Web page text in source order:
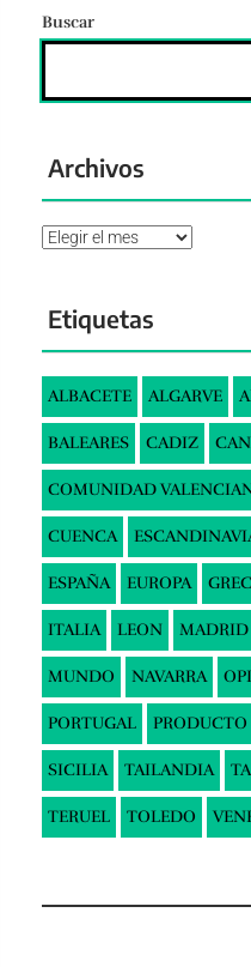
Buscar
Archivos
Archivos
Etiquetas
ALBACETE ALGARVE
BALEARES CADIZ
COMUNIDAD
CUENCA
ESPAÑA EUROPA
ITALIA LEON MADRID
MUNDO NAVARRA
PORTUGAL PRODUCTO
SICILIA TAILANDIA
TERUEL TOLEDO